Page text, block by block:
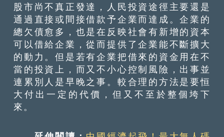
股市尚不真正發達，人民投資途徑主要還是
通過直接或間接借款予企業而達成。企業的
總欠債愈多，也是在反映社會有新增的資本
可以借給企業，從而提供了企業能不斷擴大
的動力。但是若有企業把借來的資金用在不
當的投資上，而又不小心控制風險，出事並
連累別人是早晚之事。較合理的方法是要恒
大付出一定的代價，但又不至於整個垮下
來。